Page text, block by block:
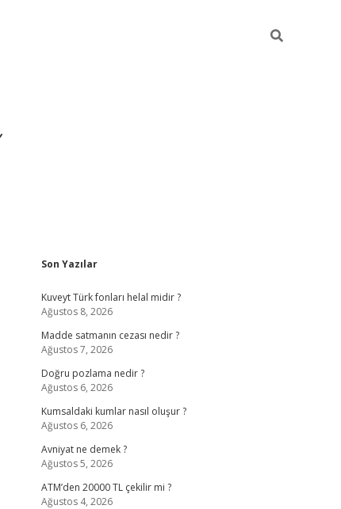
Sidebar
Son Yazılar
Kuveyt Türk fonları helal midir ?
Ağustos 8, 2026
Madde satmanın cezası nedir ?
Ağustos 7, 2026
Doğru pozlama nedir ?
Ağustos 6, 2026
Kumsaldaki kumlar nasıl oluşur ?
Ağustos 6, 2026
Avniyat ne demek ?
Ağustos 5, 2026
ATM’den 20000 TL çekilir mi ?
Ağustos 4, 2026